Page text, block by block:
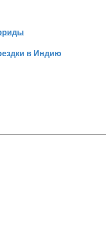
в Индию